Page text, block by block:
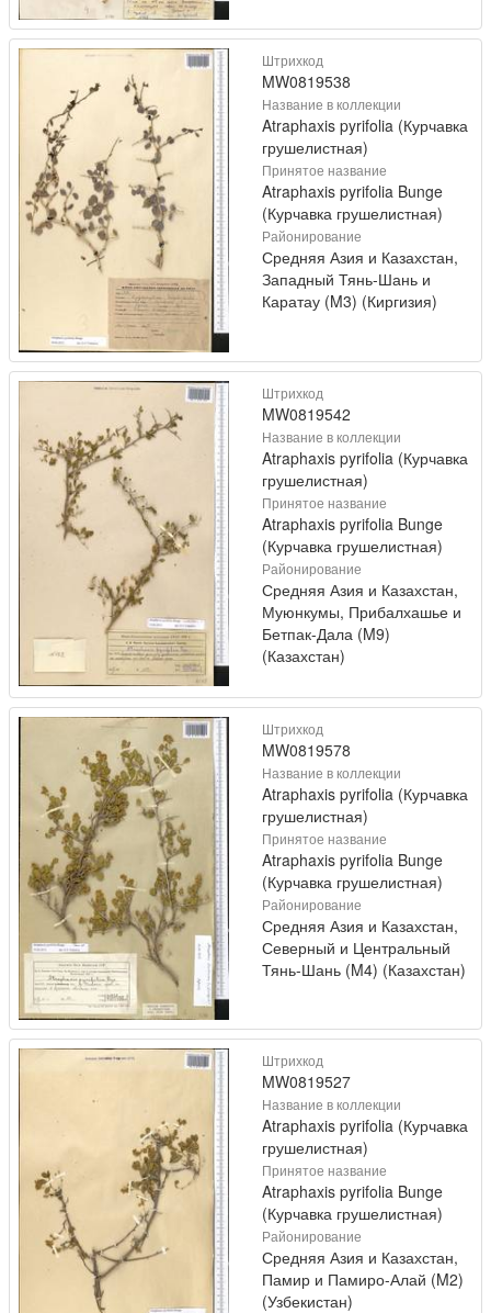
Штрихкод
MW0819538
Название в коллекции
Atraphaxis pyrifolia (Курчавка
грушелистная)
Принятое название
Atraphaxis pyrifolia Bunge
(Курчавка грушелистная)
Районирование
Средняя Азия и Казахстан,
Западный Тянь-Шань и
Каратау (M3) (Киргизия)
Штрихкод
MW0819542
Название в коллекции
Atraphaxis pyrifolia (Курчавка
грушелистная)
Принятое название
Atraphaxis pyrifolia Bunge
(Курчавка грушелистная)
Районирование
Средняя Азия и Казахстан,
Муюнкумы, Прибалхашье и
Бетпак-Дала (M9)
(Казахстан)
Штрихкод
MW0819578
Название в коллекции
Atraphaxis pyrifolia (Курчавка
грушелистная)
Принятое название
Atraphaxis pyrifolia Bunge
(Курчавка грушелистная)
Районирование
Средняя Азия и Казахстан,
Северный и Центральный
Тянь-Шань (M4) (Казахстан)
Штрихкод
MW0819527
Название в коллекции
Atraphaxis pyrifolia (Курчавка
грушелистная)
Принятое название
Atraphaxis pyrifolia Bunge
(Курчавка грушелистная)
Районирование
Средняя Азия и Казахстан,
Памир и Памиро-Алай (M2)
(Узбекистан)